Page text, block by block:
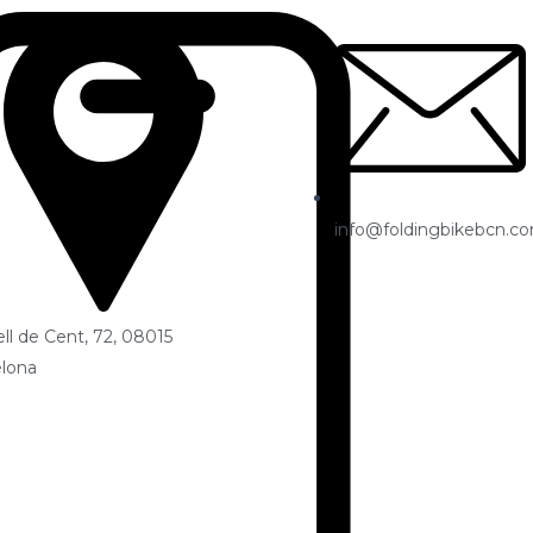
de Cent, 72, 08015